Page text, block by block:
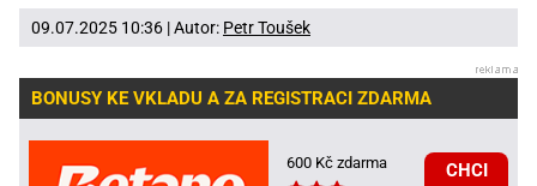
09.07.2025 10:36 | Autor: Petr Toušek
BONUSY KE VKLADU A ZA REGISTRACI ZDARMA
600 Kč zdarma
CHCI